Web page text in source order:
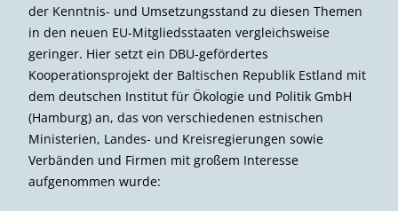
der Kenntnis- und Umsetzungsstand zu diesen Themen
in den neuen EU-Mitgliedsstaaten vergleichsweise
geringer. Hier setzt ein DBU-gefördertes
Kooperationsprojekt der Baltischen Republik Estland mit
dem deutschen Institut für Ökologie und Politik GmbH
(Hamburg) an, das von verschiedenen estnischen
Ministerien, Landes- und Kreisregierungen sowie
Verbänden und Firmen mit großem Interesse
aufgenommen wurde: